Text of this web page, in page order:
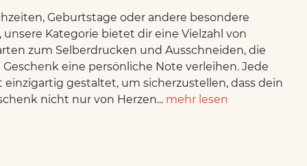
Geburtstage oder andere besondere
unsere Kategorie bietet dir eine Vielzahl von
zum Selberdrucken und Ausschneiden, die
eine persönliche Note verleihen. Jede
einzigartig gestaltet, um sicherzustellen, dass dein
nicht nur von Herzen... mehr lesen